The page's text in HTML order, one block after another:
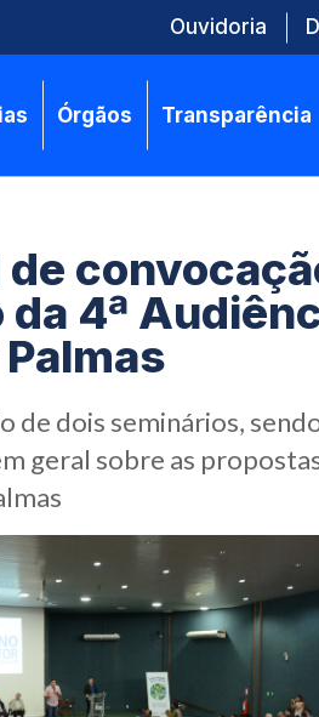
Ouvidoria
Órgãos Transparência
4ª
de dois seminários,
geral sobre as